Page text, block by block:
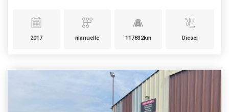
2017 manuelle 117832km Diesel